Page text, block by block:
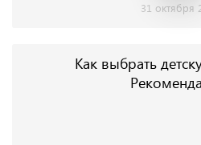
31 октября
Как выбрать